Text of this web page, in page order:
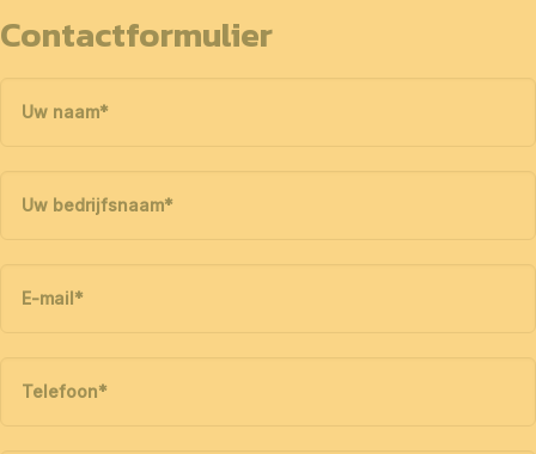
Contactformulier
Uw naam*
Uw bedrijfsnaam*
E-mail*
Telefoon*